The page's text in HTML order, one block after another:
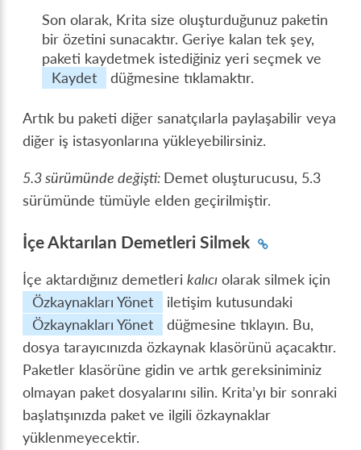
Son olarak, Krita size oluşturduğunuz paketin
bir özetini sunacaktır. Geriye kalan tek şey,
paketi kaydetmek istediğiniz yeri seçmek ve
Kaydet
düğmesine tıklamaktır.
Artık bu paketi diğer sanatçılarla paylaşabilir veya
diğer iş istasyonlarına yükleyebilirsiniz.
5.3 sürümünde değişti: Demet oluşturucusu, 5.3
sürümünde tümüyle elden geçirilmiştir.
İçe Aktarılan Demetleri Silmek
İçe aktardığınız demetlerikalıcı olarak silmek için
Özkaynakları Yönet
iletişim kutusundaki
Özkaynakları Yönet
düğmesine tıklayın. Bu,
dosya tarayıcınızda özkaynak klasörünü açacaktır.
Paketler klasörüne gidin ve artık gereksiniminiz
olmayan paket dosyalarını silin. Krita’yı bir sonraki
başlatışınızda paket ve ilgili özkaynaklar
yüklenmeyecektir.